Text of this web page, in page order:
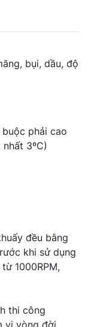
bụi, dầu, độ
phải cao
3ºC)
đều bằng
khi sử dụng
1000RPM,
thi công
vi vòng đời